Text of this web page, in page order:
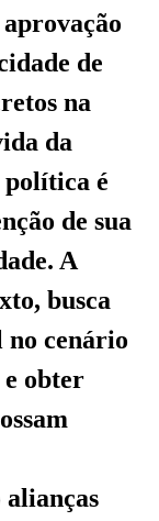
de
na
da
política é
de sua
A
busca
no cenário
obter